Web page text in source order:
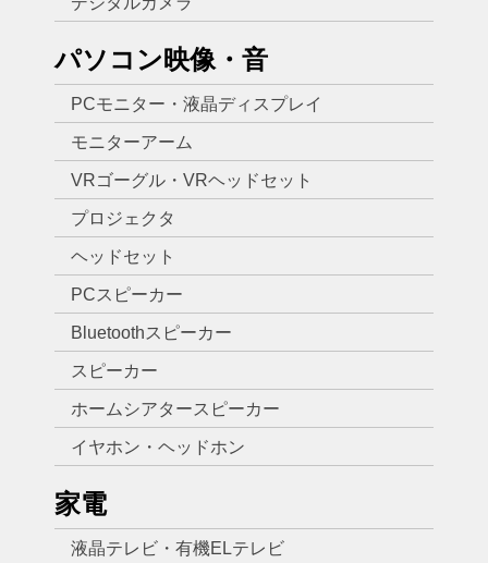
パソコン映像・音
PCモニター・液晶ディスプレイ
モニターアーム
VRゴーグル・VRヘッドセット
プロジェクタ
ヘッドセット
PCスピーカー
Bluetoothスピーカー
スピーカー
ホームシアタースピーカー
イヤホン・ヘッドホン
家電
液晶テレビ・有機ELテレビ